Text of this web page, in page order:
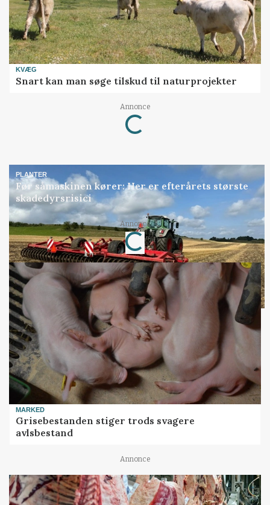
KVÆG
Snart kan man søge tilskud til naturprojekter
Annonce
Loading...
PLANTER
Før såmaskinen kører: Her er efterårets største
skadedyrsrisici
Annonce
Loading...
MARKED
Grisebestanden stiger trods svagere
avlsbestand
Annonce